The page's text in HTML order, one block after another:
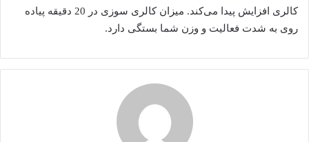
کالری افزایش پیدا می‌کند. میزان کالری سوزی در 20 دقیقه پیاده
روی به شدت فعالیت و وزن شما بستگی دارد.